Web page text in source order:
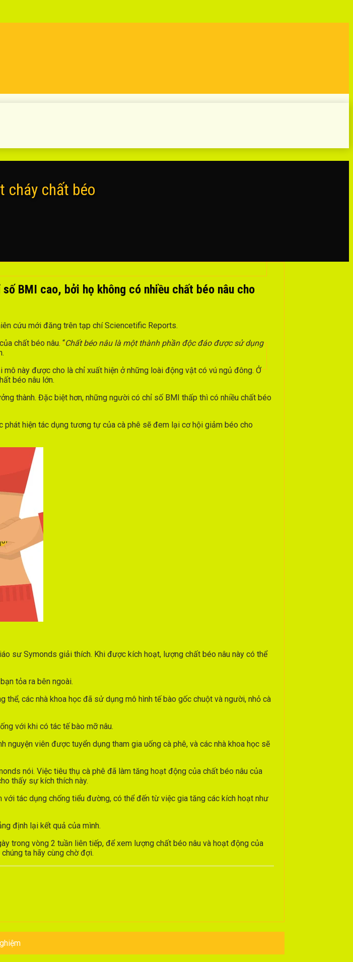
cháy chất béo
BMI cao, bởi họ không có nhiều chất béo nâu cho
cứu mới đăng trên tạp chí Sciencetific Reports.
chất béo nâu. “Chất béo nâu là một thành phần độc đáo được sử dụng
này được cho là chỉ xuất hiện ở những loài động vật có vú ngủ đông. Ở
béo nâu lớn.
thành. Đặc biệt hơn, những người có chỉ số BMI thấp thì có nhiều chất béo
hiện tác dụng tương tự của cà phê sẽ đem lại cơ hội giảm béo cho
sư Symonds giải thích. Khi được kích hoạt, lượng chất béo nâu này có thể
tỏa ra bên ngoài.
các nhà khoa học đã sử dụng mô hình tế bào gốc chuột và người, nhỏ cà
với khi có tác tế bào mỡ nâu.
viên được tuyển dụng tham gia uống cà phê, và các nhà khoa học sẽ
nói. Việc tiêu thụ cà phê đã làm tăng hoạt động của chất béo nâu của
thấy sự kích thích này.
tác dụng chống tiểu đường, có thể đến từ việc gia tăng các kích hoạt như
định lại kết quả của mình.
trong vòng 2 tuần liên tiếp, để xem lượng chất béo nâu và hoạt động của
ta hãy cùng chờ đợi.